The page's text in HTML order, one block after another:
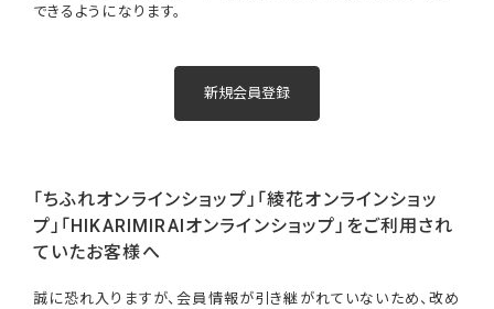
できるようになります。
「ちふれオンラインショップ」「綾花オンラインショッ
プ」「HIKARIMIRAIオンラインショップ」をご利用され
ていたお客様へ
誠に恐れ入りますが、会員情報が引き継がれていないため、改め